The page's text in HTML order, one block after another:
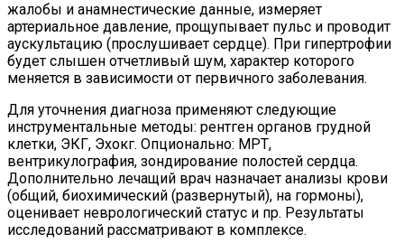
жалобы и анамнестические данные, измеряет
артериальное давление, прощупывает пульс и проводит
аускультацию (прослушивает сердце). При гипертрофии
будет слышен отчетливый шум, характер которого
меняется в зависимости от первичного заболевания.
Для уточнения диагноза применяют следующие
инструментальные методы: рентген органов грудной
клетки, ЭКГ, Эхокг. Опционально: МРТ,
вентрикулография, зондирование полостей сердца.
Дополнительно лечащий врач назначает анализы крови
(общий, биохимический (развернутый), на гормоны),
оценивает неврологический статус и пр. Результаты
исследований рассматривают в комплексе.